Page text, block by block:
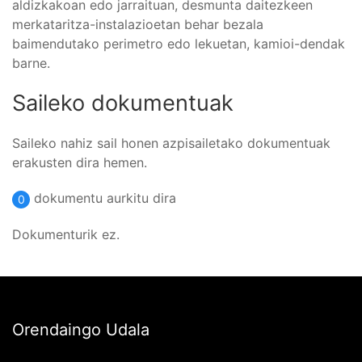
aldizkakoan edo jarraituan, desmunta daitezkeen
merkataritza-instalazioetan behar bezala
baimendutako perimetro edo lekuetan, kamioi-dendak
barne.
Saileko dokumentuak
Saileko nahiz sail honen azpisailetako dokumentuak
erakusten dira hemen.
0 dokumentu aurkitu dira
Dokumenturik ez.
Orendaingo Udala